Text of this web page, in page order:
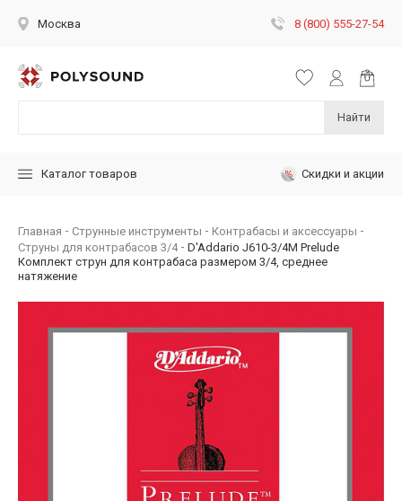
Москва 8 (800) 555-27-54
Найти
Каталог товаров Скидки и акции
Главная Струнные инструменты
Контрабасы и аксессуары
Струны для контрабасов 3/4
D'Addario J610-3/4M Prelude
Комплект струн для контрабаса размером 3/4, среднее
натяжение